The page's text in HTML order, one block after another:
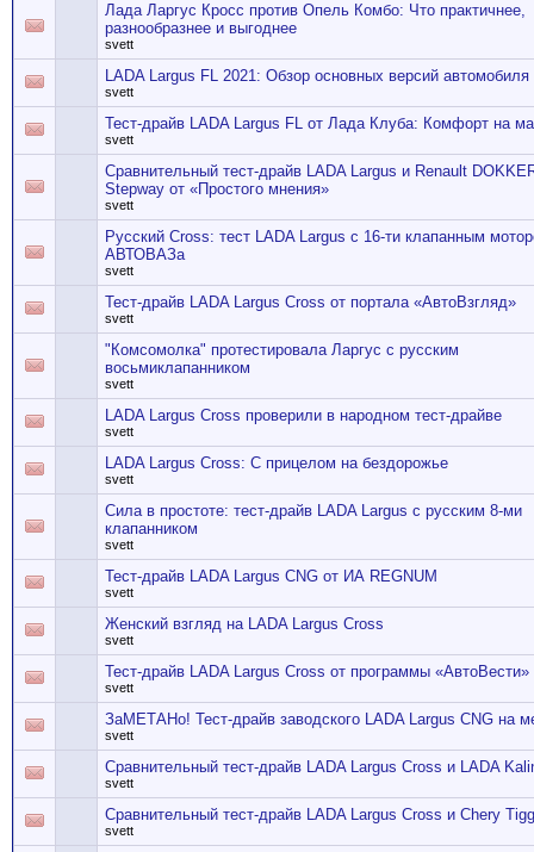
Лада Ларгус Кросс против Опель Комбо: Что практичнее,
разнообразнее и выгоднее
svett
LADA Largus FL 2021: Обзор основных версий автомобиля
svett
Тест-драйв LADA Largus FL от Лада Клуба: Комфорт на
svett
Сравнительный тест-драйв LADA Largus и Renault
Stepway от «Простого мнения»
svett
Русский Cross: тест LADA Largus с 16-ти клапанным
АВТОВАЗа
svett
Тест-драйв LADA Largus Cross от портала «АвтоВзгляд»
svett
"Комсомолка" протестировала Ларгус с русским
восьмиклапанником
svett
LADA Largus Cross проверили в народном тест-драйве
svett
LADA Largus Cross: С прицелом на бездорожье
svett
Сила в простоте: тест-драйв LADA Largus с русским 8-ми
клапанником
svett
Тест-драйв LADA Largus CNG от ИА REGNUM
svett
Женский взгляд на LADA Largus Cross
svett
Тест-драйв LADA Largus Cross от программы «АвтоВести»
svett
ЗаМЕТАНо! Тест-драйв заводского LADA Largus CNG на
svett
Сравнительный тест-драйв LADA Largus Cross и LADA
svett
Сравнительный тест-драйв LADA Largus Cross и Chery
svett